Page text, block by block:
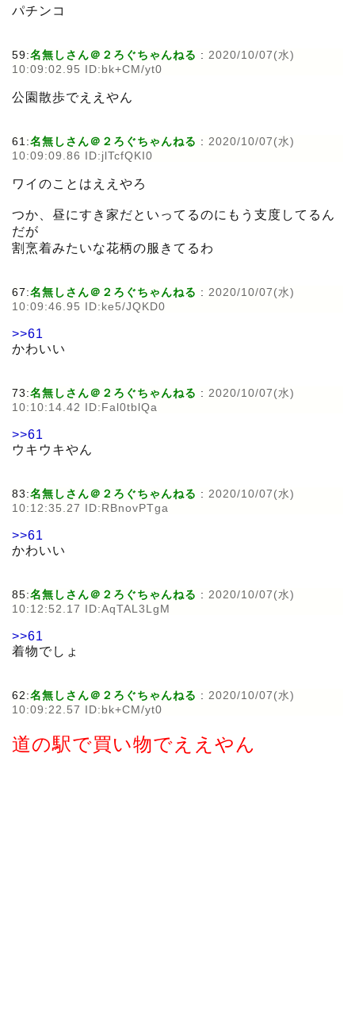
パチンコ
59:名無しさん＠２ろぐちゃんねる : 2020/10/07(水)
10:09:02.95 ID:bk+CM/yt0
公園散歩でええやん
61:名無しさん＠２ろぐちゃんねる : 2020/10/07(水)
10:09:09.86 ID:jlTcfQKI0
ワイのことはええやろ
つか、昼にすき家だといってるのにもう支度してるん
だが
割烹着みたいな花柄の服きてるわ
67:名無しさん＠２ろぐちゃんねる : 2020/10/07(水)
10:09:46.95 ID:ke5/JQKD0
>>61
かわいい
73:名無しさん＠２ろぐちゃんねる : 2020/10/07(水)
10:10:14.42 ID:Fal0tblQa
>>61
ウキウキやん
83:名無しさん＠２ろぐちゃんねる : 2020/10/07(水)
10:12:35.27 ID:RBnovPTga
>>61
かわいい
85:名無しさん＠２ろぐちゃんねる : 2020/10/07(水)
10:12:52.17 ID:AqTAL3LgM
>>61
着物でしょ
62:名無しさん＠２ろぐちゃんねる : 2020/10/07(水)
10:09:22.57 ID:bk+CM/yt0
道の駅で買い物でええやん